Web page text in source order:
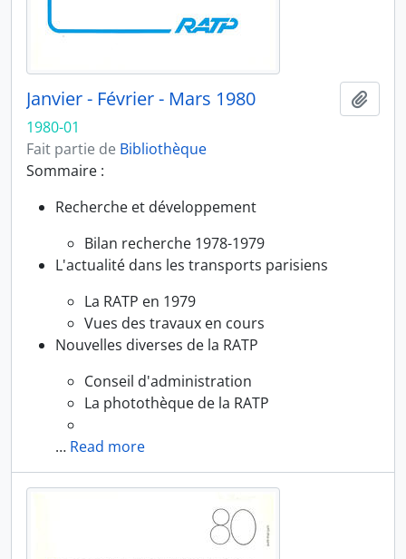
Janvier - Février - Mars 1980
1980-01
Fait partie de Bibliothèque
Sommaire :
Recherche et développement
Bilan recherche 1978-1979
L'actualité dans les transports parisiens
La RATP en 1979
Vues des travaux en cours
Nouvelles diverses de la RATP
Conseil d'administration
La photothèque de la RATP
… Read more